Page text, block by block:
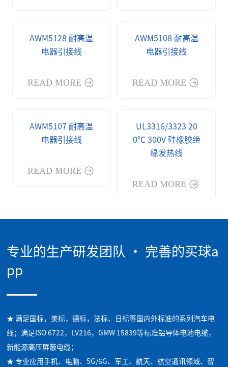
AWM5128 耐高温
电器引接线
READ MORE
AWM5108 耐高温
电器引接线
READ MORE
AWM5107 耐高温
电器引接线
READ MORE
UL3316/3323 20
0℃ 300V 硅橡胶绝
缘发热线
READ MORE
专业的生产研发团队 · 完善的买球a
pp
★ 满足国标，美标，德标，法标、日标等国内外标准的系列汽车电
线；满足ISO 6722，LV216，GMW 15839等标准铝导体电池电缆，
新能源高压屏蔽电缆；
★ 专业应用手机、电脑、5G/6G、军工、航天、航空通讯领域、智